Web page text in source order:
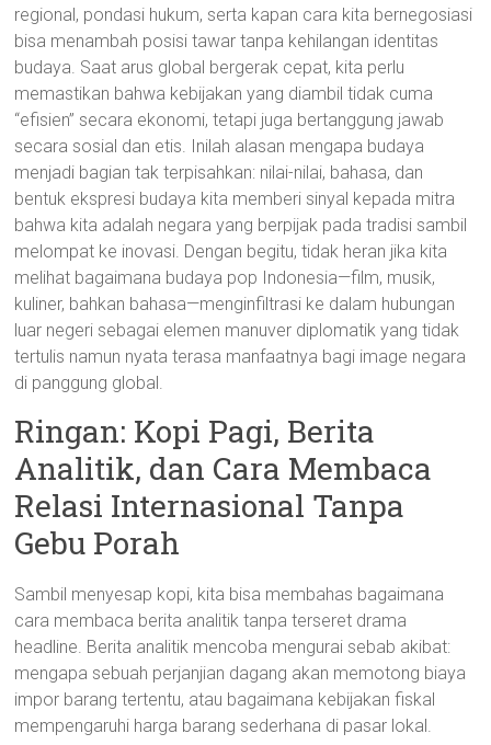
regional, pondasi hukum, serta kapan cara kita bernegosiasi
bisa menambah posisi tawar tanpa kehilangan identitas
budaya. Saat arus global bergerak cepat, kita perlu
memastikan bahwa kebijakan yang diambil tidak cuma
“efisien” secara ekonomi, tetapi juga bertanggung jawab
secara sosial dan etis. Inilah alasan mengapa budaya
menjadi bagian tak terpisahkan: nilai-nilai, bahasa, dan
bentuk ekspresi budaya kita memberi sinyal kepada mitra
bahwa kita adalah negara yang berpijak pada tradisi sambil
melompat ke inovasi. Dengan begitu, tidak heran jika kita
melihat bagaimana budaya pop Indonesia—film, musik,
kuliner, bahkan bahasa—menginfiltrasi ke dalam hubungan
luar negeri sebagai elemen manuver diplomatik yang tidak
tertulis namun nyata terasa manfaatnya bagi image negara
di panggung global.
Ringan: Kopi Pagi, Berita
Analitik, dan Cara Membaca
Relasi Internasional Tanpa
Gebu Porah
Sambil menyesap kopi, kita bisa membahas bagaimana
cara membaca berita analitik tanpa terseret drama
headline. Berita analitik mencoba mengurai sebab akibat:
mengapa sebuah perjanjian dagang akan memotong biaya
impor barang tertentu, atau bagaimana kebijakan fiskal
mempengaruhi harga barang sederhana di pasar lokal.